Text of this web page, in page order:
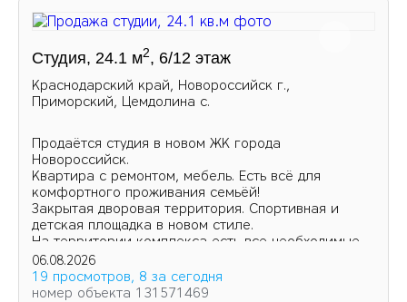
Студия, 24.1 м2, 6/12 этаж
Краснодарский край, Новороссийск г.,
Приморский, Цемдолина с.
Продаётся студия в новом ЖК города
Новороссийск.
Квартира с ремонтом, мебель. Есть всё для
комфортного проживания семьёй!
Закрытая дворовая территория. Спортивная и
детская площадка в новом стиле.
На территории комплекса есть все необходимые
магазины и аптеки.
06.08.2026
19 просмотров, 8 за сегодня
номер объекта 131571469